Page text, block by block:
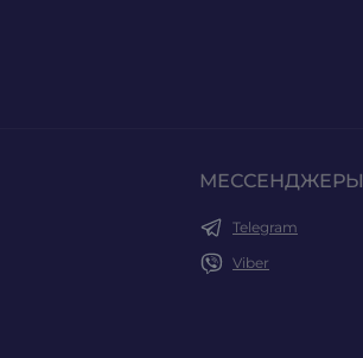
МЕССЕНДЖЕРЫ
Telegram
Viber